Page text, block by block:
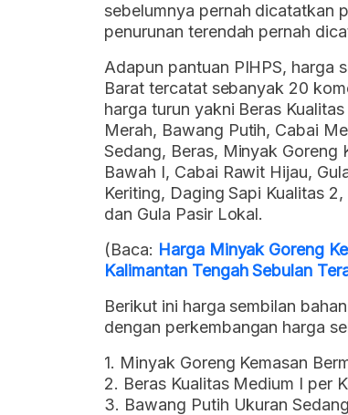
sebelumnya pernah dicatatkan
penurunan terendah pernah
Adapun pantuan PIHPS, harga
Barat tercatat sebanyak 20
harga turun yakni Beras
Merah, Bawang Putih, Cabai
Sedang, Beras, Minyak Goreng
Bawah I, Cabai Rawit Hijau,
Keriting, Daging Sapi Kualitas
dan Gula Pasir Lokal.
(Baca: Harga Minyak Goreng
Kalimantan Tengah Sebulan
Berikut ini harga sembilan
dengan perkembangan harga
1. Minyak Goreng Kemasan
2. Beras Kualitas Medium I per
3. Bawang Putih Ukuran